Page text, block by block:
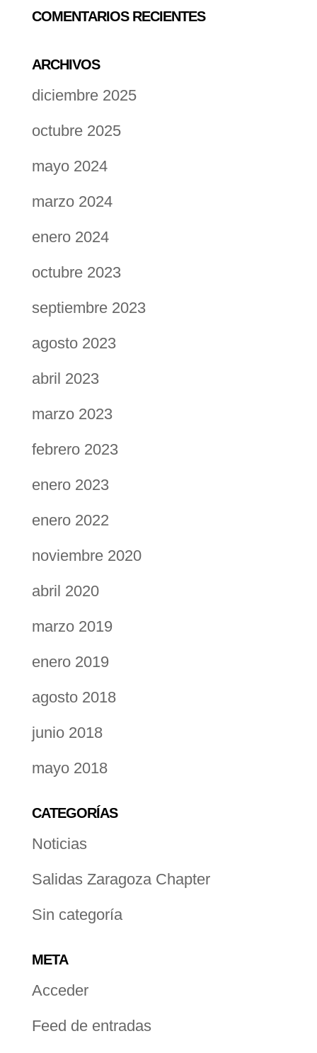
COMENTARIOS RECIENTES
ARCHIVOS
diciembre 2025
octubre 2025
mayo 2024
marzo 2024
enero 2024
octubre 2023
septiembre 2023
agosto 2023
abril 2023
marzo 2023
febrero 2023
enero 2023
enero 2022
noviembre 2020
abril 2020
marzo 2019
enero 2019
agosto 2018
junio 2018
mayo 2018
CATEGORÍAS
Noticias
Salidas Zaragoza Chapter
Sin categoría
META
Acceder
Feed de entradas